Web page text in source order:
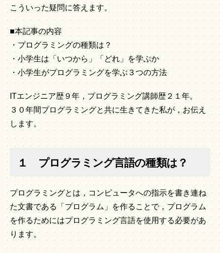
こういった疑問に答えます。
■本記事の内容
・プログラミングの種類は？
・小学生は「いつから」「どれ」を学ぶか
・小学生がプログラミングを学ぶ３つの方法
ITエンジニア歴９年，プログラミング講師歴２１年。
３０年間プログラミングと共に生きてきた私が，お伝え
します。
１ プログラミング言語の種類は？
プログラミングとは，コンピュータへの指示を書き連ね
た文書である「プログラム」を作ることで，プログラム
を作るためにはプログラミング言語を使用する必要があ
ります。